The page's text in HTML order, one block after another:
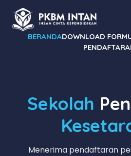
BERANDADOWNLOAD
Sekolah
Menerima pendaftaran